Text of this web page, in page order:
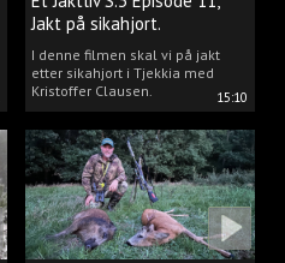
15:10
Jakt på sikahjort.
I denne filmen skal vi på jakt
etter sikahjort i Tjekkia med
Kristoffer Clausen.